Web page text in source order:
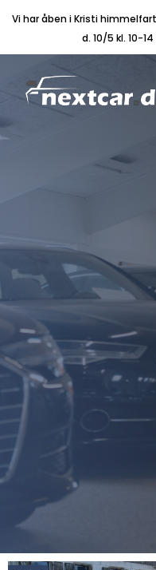
Vi har åben i Kristi
d. 10/5 kl. 10-